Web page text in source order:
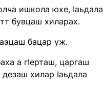
ишкола юхе, Iаьдала
бувцаш хиларах.
бацар уж.
а гIерташ, царгаш
хилар Iаьдала